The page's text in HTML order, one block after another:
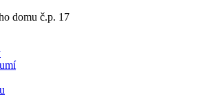
domu č.p. 17